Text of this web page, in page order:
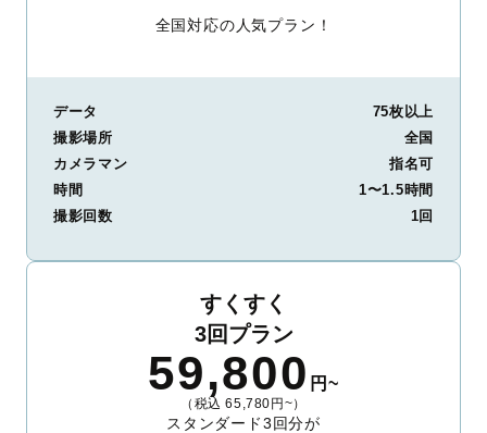
全国対応の人気プラン！
データ
75枚以上
撮影場所
全国
カメラマン
指名可
時間
1〜1.5時間
撮影回数
1回
すくすく
3回プラン
59,800 円~
（税込 65,780円~）
スタンダード3回分が